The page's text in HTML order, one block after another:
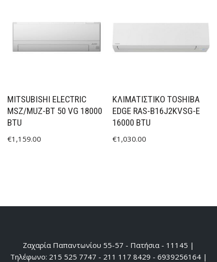
MITSUBISHI ELECTRIC
MSZ/MUZ-BT 50 VG 18000
BTU
€1,159.00
ΚΛΙΜΑΤΙΣΤΙΚΟ TOSHIBA
EDGE RAS-B16J2KVSG-E
16000 BTU
€1,030.00
Ζαχαρία Παπαντωνίου 55-57 - Πατήσια - 11145 |
Τηλέφωνο: 215 525 7747 - 211 117 8429 - 6939256164 |